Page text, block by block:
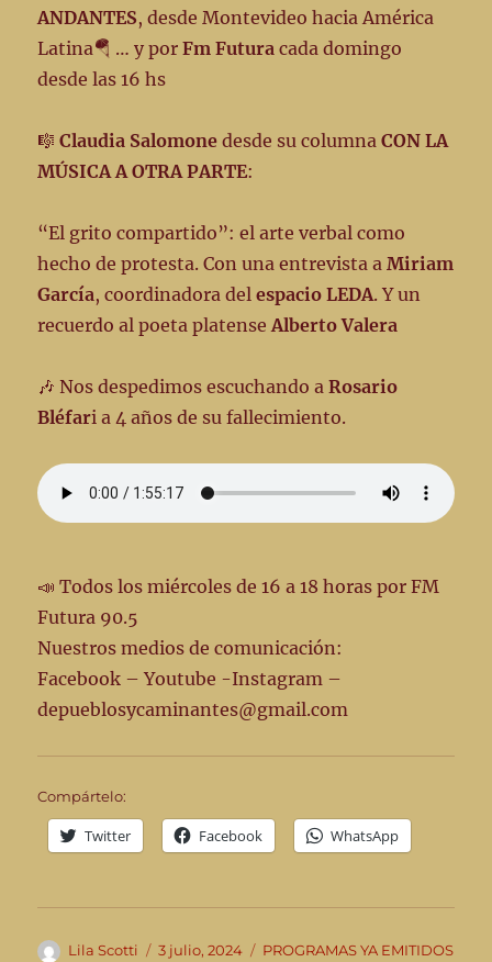
ANDANTES, desde Montevideo hacia América
Latina🪂 … y porFm Futura cada domingo
desde las 16 hs
🎼Claudia Salomone desde su columnaCON LA
MÚSICA A OTRA PARTE:
“El grito compartido”: el arte verbal como
hecho de protesta. Con una entrevista aMiriam
García, coordinadora delespacio LEDA. Y un
recuerdo al poeta platenseAlberto Valera
🎶 Nos despedimos escuchando aRosario
Bléfari a 4 años de su fallecimiento.
📣 Todos los miércoles de 16 a 18 horas por FM
Futura 90.5
Nuestros medios de comunicación:
Facebook – Youtube -Instagram –
depueblosycaminantes@gmail.com
Compártelo:
Twitter Facebook WhatsApp
Autor
Lila Scotti
Publicado
3 julio, 2024 Categorías
PROGRAMAS YA EMITIDOS